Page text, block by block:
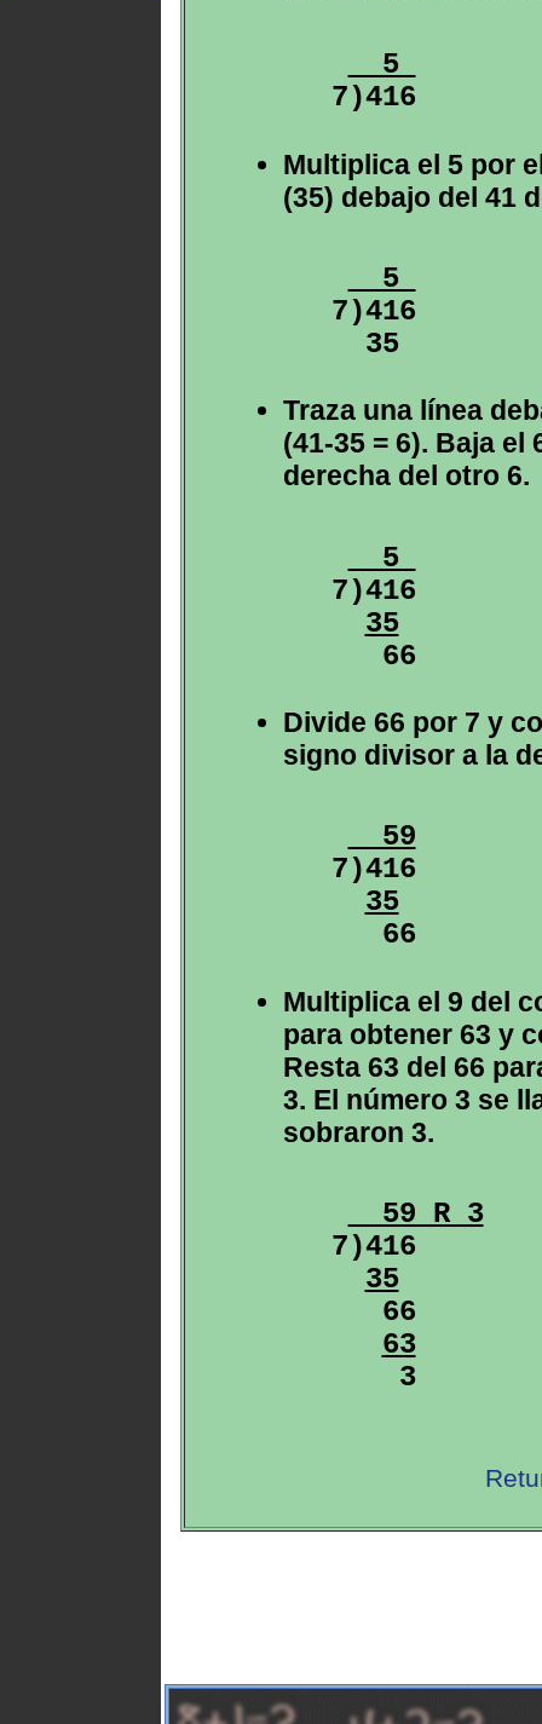
5
Multiplica el 5 por
(35) debajo del 41
5
7)416
35
Traza una línea
(41-35 = 6). Baja el
derecha del otro 6.
5
7)416
35
Divide 66 por 7 y
signo divisor a la
59
7)416
35
Multiplica el 9 del
para obtener 63 y
Resta 63 del 66
3. El número 3 se
sobraron 3.
59 R 3
7)416
35
66
63
3